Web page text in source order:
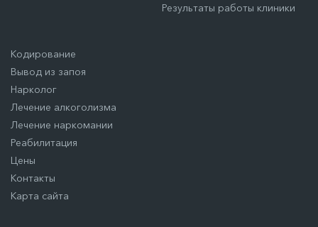
Результаты работы клиники
Кодирование
Вывод из запоя
Нарколог
Лечение алкоголизма
Лечение наркомании
Реабилитация
Цены
Контакты
Карта сайта